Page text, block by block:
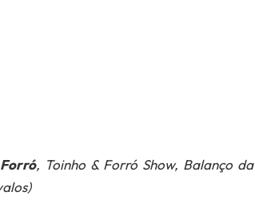
, Toinho & Forró Show, Balanço da